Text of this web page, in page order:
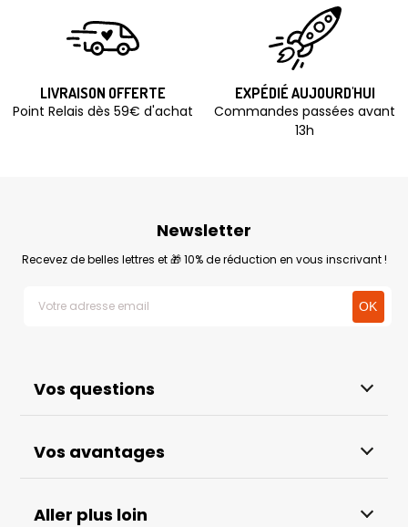
LIVRAISON OFFERTE
Point Relais dès 59€ d'achat
EXPÉDIÉ AUJOURD'HUI
Commandes passées avant
13h
Vos questions
Vos avantages
Aller plus loin
Newsletter
Recevez de belles lettres et 🎁 10% de réduction en vous inscrivant !